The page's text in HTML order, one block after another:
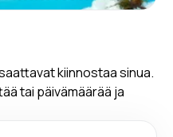
kiinnostaa sinua.
tai päivämäärää ja